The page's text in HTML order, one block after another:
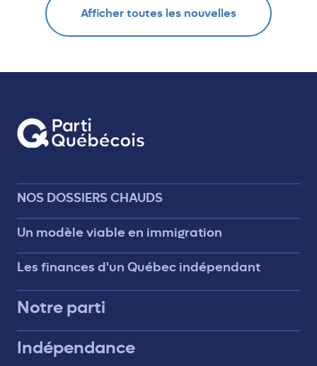
Afficher toutes les nouvelles
NOS DOSSIERS CHAUDS
Un modèle viable en immigration
Les finances d'un Québec indépendant
Notre parti
Indépendance